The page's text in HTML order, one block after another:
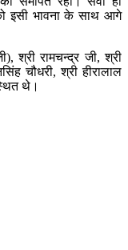
इसी भावना के साथ आगे
श्री रामचन्द्र जी, श्री
चौधरी, श्री हीरालाल
थे।